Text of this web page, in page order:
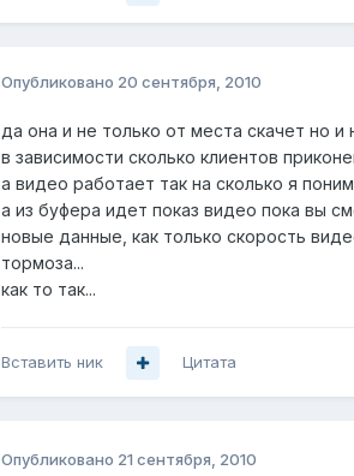
Опубликовано 20 сентября, 2010
да она и не только от места скачет но
в зависимости сколько клиентов
а видео работает так на сколько я
а из буфера идет показ видео пока вы
новые данные, как только скорость
тормоза...
как то так...
Вставить ник Цитата
Опубликовано 21 сентября, 2010